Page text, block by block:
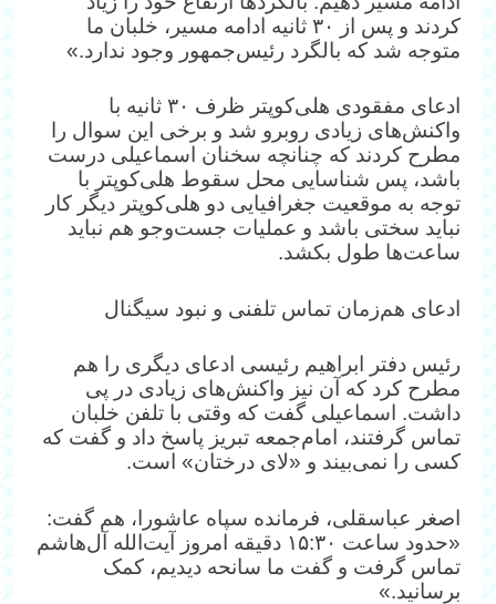
کردند و پس از ۳۰ ثانیه ادامه مسیر، خلبان ما
متوجه شد که بالگرد رئیس‌جمهور وجود ندارد.»
ادعای مفقودی هلی‌کوپتر ظرف ۳۰ ثانیه با
واکنش‌های زیادی روبرو شد و برخی این سوال را
مطرح کردند که چنانچه سخنان اسماعیلی درست
باشد، پس شناسایی محل سقوط هلی‌کوپتر با
توجه به موقعیت جغرافیایی دو هلی‌کوپتر دیگر کار
نباید سختی باشد و عملیات جست‌وجو هم نباید
ساعت‌ها طول بکشد.
ادعای هم‌زمان تماس تلفنی و نبود سیگنال
رئیس دفتر ابراهیم رئیسی ادعای دیگری را هم
مطرح کرد که آن نیز واکنش‌های زیادی در پی
داشت. اسماعیلی گفت که وقتی با تلفن خلبان
تماس گرفتند، امام‌جمعه تبریز پاسخ داد و گفت که
کسی را نمی‌بیند و «لای درختان» است.
اصغر عباسقلی، فرمانده سپاه عاشورا، هم گفت:
«حدود ساعت ۱۵:۳۰ دقیقه امروز آیت‌الله آل‌هاشم
تماس گرفت و گفت ما سانحه دیدیم، کمک
برسانید.»